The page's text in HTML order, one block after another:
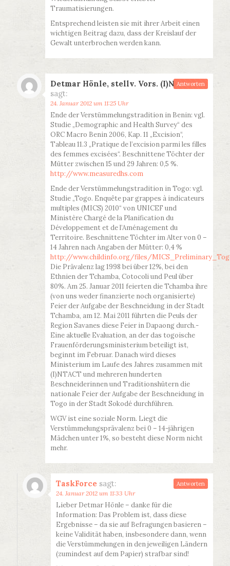
Traumatisierungen.
Entsprechend leisten sie mit ihrer Arbeit einen
wichtigen Beitrag dazu, dass der Kreislauf der
Gewalt unterbrochen werden kann.
Detmar Hönle, stellv. Vors. (I)NTACT
sagt:
24. Januar 2012 um 11:25 Uhr
Ende der Verstümmelungstradition in Benin: vgl.
Studie „Demographic and Health Survey“ des
ORC Macro Benin 2006, Kap. 11 „Excision“,
Tableau 11.3 „Pratique de l’excision parmi les filles
des femmes excisées“. Beschnittene Töchter der
Mütter zwischen 15 und 29 Jahren: 0,5 %.
http://www.measuredhs.com
Ende der Verstümmelungstradition in Togo: vgl.
Studie „Togo. Enquête par grappes à indicateurs
multiples (MICS) 2010“ von UNICEF und
Ministère Chargé de la Planification du
Développement et de l’Aménagement du
Territoire. Beschnittene Töchter im Alter von 0 –
14 Jahren nach Angaben der Mütter: 0,4 %
http://www.childinfo.org/files/
Die Prävalenz lag 1998 bei über 12%, bei den
Ethnien der Tchamba, Cotocoli und Peul über
80%. Am 25. Januar 2011 feierten die Tchamba ihre
(von uns weder finanzierte noch organisierte)
Feier der Aufgabe der Beschneidung in der Stadt
Tchamba, am 12. Mai 2011 führten die Peuls der
Region Savanes diese Feier in Dapaong durch.-
Eine aktuelle Evaluation, an der das togoische
Frauenförderungsministerium beteiligt ist,
beginnt im Februar. Danach wird dieses
Ministerium im Laufe des Jahres zusammen mit
(I)NTACT und mehreren hunderten
Beschneiderinnen und Traditionshütern die
nationale Feier der Aufgabe der Beschneidung in
Togo in der Stadt Sokodé durchführen.
WGV ist eine soziale Norm. Liegt die
Verstümmelungsprävalenz bei 0 – 14-jährigen
Mädchen unter 1%, so besteht diese Norm nicht
mehr.
Antworten
TaskForce sagt:
24. Januar 2012 um 11:33 Uhr
Lieber Detmar Hönle – danke für die
Information: Das Problem ist, dass diese
Ergebnisse – da sie auf Befragungen basieren –
keine Validität haben, insbesondere dann, wenn
die Verstümmelungen in den jeweiligen Ländern
(zumindest auf dem Papier) strafbar sind!
Antworten